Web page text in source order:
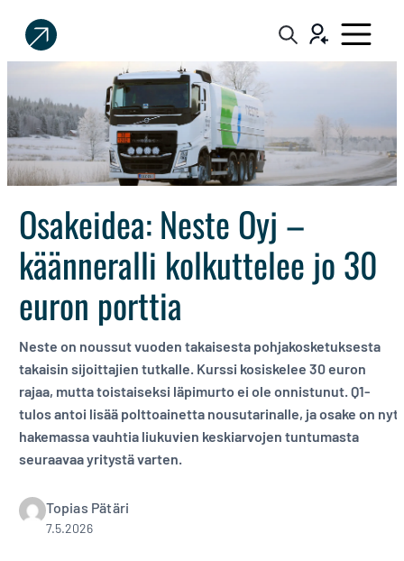
Sijoittaja.fi
Tee
parempia
sijoituspäätöksiä
Osakeidea: Neste Oyj –
käänneralli kolkuttelee jo 30
euron porttia
Neste on noussut vuoden takaisesta pohjakosketuksesta
takaisin sijoittajien tutkalle. Kurssi kosiskelee 30 euron
rajaa, mutta toistaiseksi läpimurto ei ole onnistunut. Q1-
tulos antoi lisää polttoainetta nousutarinalle, ja osake on nyt
hakemassa vauhtia liukuvien keskiarvojen tuntumasta
seuraavaa yritystä varten.
Topias Pätäri
7.5.2026